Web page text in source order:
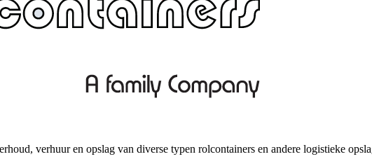
verhuur en opslag van diverse typen rolcontainers en andere logistieke